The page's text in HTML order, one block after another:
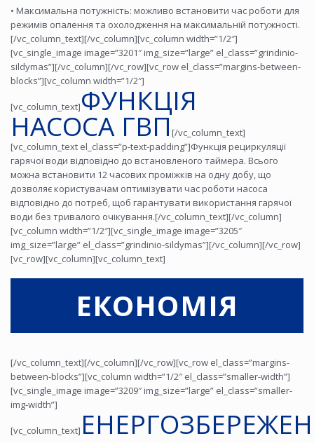
• Максимальна потужність: можливо встановити час роботи для
режимів опалення та охолодження на максимальній потужності.
[/vc_column_text][/vc_column][vc_column width=”1/2″]
[vc_single_image image=”3201″ img_size=”large” el_class=”grindinio-
sildymas”][/vc_column][/vc_row][vc_row el_class=”margins-between-
blocks”][vc_column width=”1/2″]
[vc_column_text]ФУНКЦІЯ
НАСОСА ГВП[/vc_column_text]
[vc_column_text el_class=”p-text-padding”]Функція рециркуляції
гарячої води відповідно до встановленого таймера. Всього
можна встановити 12 часових проміжків на одну добу, що
дозволяє користувачам оптимізувати час роботи насоса
відповідно до потреб, щоб гарантувати використання гарячої
води без тривалого очікування.[/vc_column_text][/vc_column]
[vc_column width=”1/2″][vc_single_image image=”3205″
img_size=”large” el_class=”grindinio-sildymas”][/vc_column][/vc_row]
[vc_row][vc_column][vc_column_text]
ЕКОНОМІЯ
[/vc_column_text][/vc_column][/vc_row][vc_row el_class=”margins-
between-blocks”][vc_column width=”1/2″ el_class=”smaller-width”]
[vc_single_image image=”3209″ img_size=”large” el_class=”smaller-
img-width”]
[vc_column_text]